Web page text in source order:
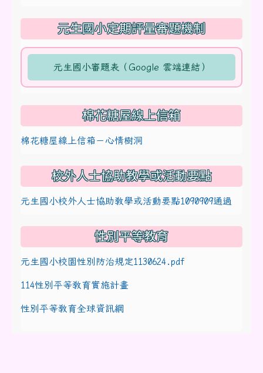
元生國小定期評量審題機制
元生國小審題表（Google 雲端連結）
棉花糖屋線上信箱
棉花糖屋線上信箱－心情樹洞
校外人士協助教學或活動要點
元生國小校外人士協助教學或活動要點1090909通過
性別平等教育
元生國小校園性別防治規定1130624.pdf
114性別平等教育實施計畫
性別平等教育全球資訊網